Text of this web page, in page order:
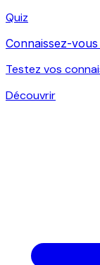
Quiz
Connaissez-vous
Testez vos
Découvrir